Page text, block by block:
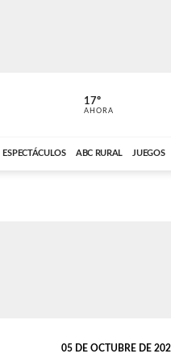
ABC CARDINAL
17º
AHORA
ESPECTÁCULOS ABC RURAL JUEGOS
05 DE OCTUBRE DE